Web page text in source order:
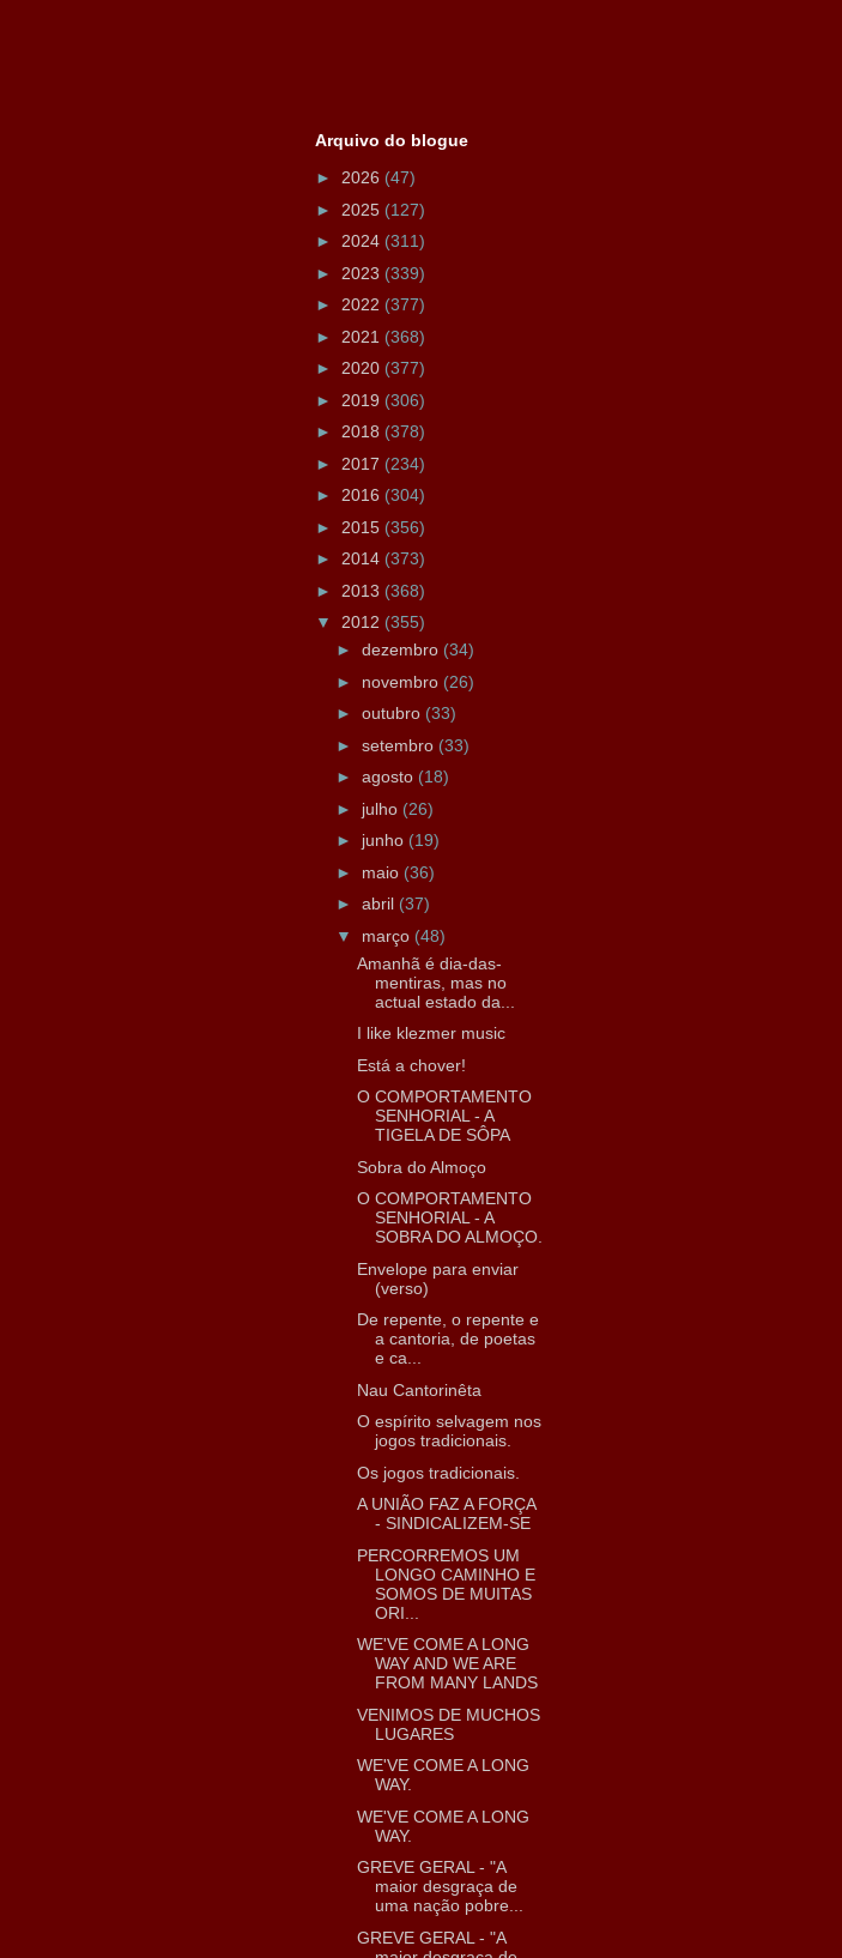
Arquivo do blogue
► 2026 (47)
► 2025 (127)
► 2024 (311)
► 2023 (339)
► 2022 (377)
► 2021 (368)
► 2020 (377)
► 2019 (306)
► 2018 (378)
► 2017 (234)
► 2016 (304)
► 2015 (356)
► 2014 (373)
► 2013 (368)
▼ 2012 (355)
► dezembro (34)
► novembro (26)
► outubro (33)
► setembro (33)
► agosto (18)
► julho (26)
► junho (19)
► maio (36)
► abril (37)
▼ março (48)
Amanhã é dia-das-
mentiras, mas no
actual estado da...
I like klezmer music
Está a chover!
O COMPORTAMENTO
SENHORIAL - A
TIGELA DE SÔPA
Sobra do Almoço
O COMPORTAMENTO
SENHORIAL - A
SOBRA DO ALMOÇO.
Envelope para enviar
(verso)
De repente, o repente e
a cantoria, de poetas
e ca...
Nau Cantorinêta
O espírito selvagem nos
jogos tradicionais.
Os jogos tradicionais.
A UNIÃO FAZ A FORÇA
- SINDICALIZEM-SE
PERCORREMOS UM
LONGO CAMINHO E
SOMOS DE MUITAS
ORI...
WE'VE COME A LONG
WAY AND WE ARE
FROM MANY LANDS
VENIMOS DE MUCHOS
LUGARES
WE'VE COME A LONG
WAY.
WE'VE COME A LONG
WAY.
GREVE GERAL - "A
maior desgraça de
uma nação pobre...
GREVE GERAL - "A